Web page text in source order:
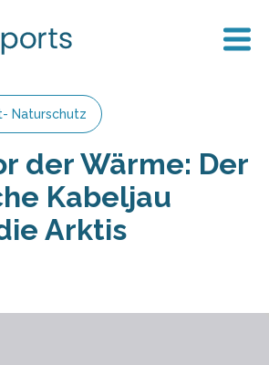
Naturschutz
der Wärme: Der
Kabeljau
Arktis